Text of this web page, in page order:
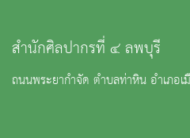
สำนักศิลปากรที่ ๔ ลพบุรี
ถนนพระยากำจัด ตำบลท่าหิน อำเภ